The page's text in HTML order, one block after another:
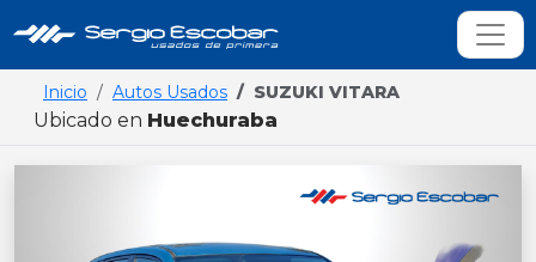
Inicio Autos Usados SUZUKI VITARA
Ubicado en Huechuraba